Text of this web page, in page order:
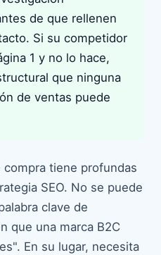
de que rellenen
Si su competidor
1 y no lo hace,
que ninguna
de ventas puede
tiene profundas
SEO. No se puede
clave de
que una marca B2C
En su lugar, necesita